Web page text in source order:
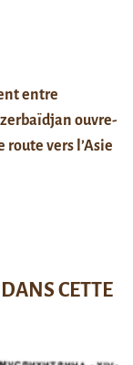
entre
ouvre-
vers l’Asie
CETTE